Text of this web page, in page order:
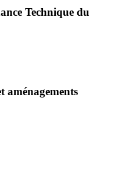
Technique du
aménagements